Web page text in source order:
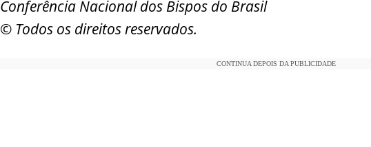
Conferência Nacional dos Bispos do Brasil
© Todos os direitos reservados.
CONTINUA DEPOIS DA PUBLICIDADE